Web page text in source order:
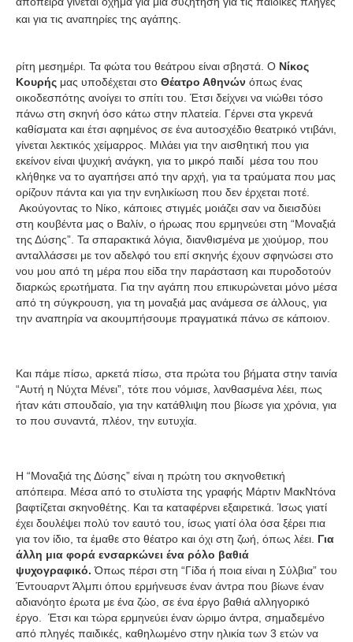
και για τις αναπηρίες της αγάπης.
ρίτη μεσημέρι. Τα φώτα του θεάτρου είναι σβηστά. Ο Νίκος
Κουρής μας υποδέχεται στο Θέατρο Αθηνών όπως ένας
οικοδεσπότης ανοίγει το σπίτι του. Έτσι δείχνει να νιώθει τόσο
πάνω στη σκηνή όσο κάτω στην πλατεία. Γέρνει στα γκρενά
καθίσματα και έτσι αφημένος σε ένα αυτοσχέδιο θεατρικό ντιβάνι,
γίνεται λεκτικός χείμαρρος. Μιλάει για την αισθητική που για
εκείνον είναι ψυχική ανάγκη, για το μικρό παιδί μέσα του που
κλήθηκε να το αγαπήσει από την αρχή, για τα τραύματα που μας
ορίζουν πάντα και για την ενηλικίωση που δεν έρχεται ποτέ.
Ακούγοντας το Νίκο, κάποιες στιγμές μοιάζει σαν να διεισδύει
στη κουβέντα μας ο Βαλίν, ο ήρωας που ερμηνεύει στη “Μοναξιά
της Δύσης”. Τα σπαρακτικά λόγια, διανθισμένα με χιούμορ, που
ανταλλάσσει με τον αδελφό του επί σκηνής έχουν σφηνώσει στο
νου μου από τη μέρα που είδα την παράσταση και πυροδοτούν
διαρκώς ερωτήματα. Για την αγάπη που επικυρώνεται μόνο μέσα
από τη σύγκρουση, για τη μοναξιά μας ανάμεσα σε άλλους, για
την αναπηρία να ακουμπήσουμε πραγματικά πάνω σε κάποιον.
Και πάμε πίσω, αρκετά πίσω, στα πρώτα του βήματα στην ταινία
“Αυτή η Νύχτα Μένει”, τότε που νόμισε, λανθασμένα λέει, πως
ήταν κάτι σπουδαίο, για την κατάθλιψη που βίωσε για χρόνια, για
το που συναντά, πλέον, την ευτυχία.
Η “Μοναξιά της Δύσης” είναι η πρώτη του σκηνοθετική
απόπειρα. Μέσα από το στυλίστα της γραφής Μάρτιν ΜακΝτόνα
βαφτίζεται σκηνοθέτης. Και τα καταφέρνει εξαιρετικά. Ίσως γιατί
έχει δουλέψει πολύ τον εαυτό του, ίσως γιατί όλα όσα ξέρει πια
για τον ίδιο, τα έμαθε στο θέατρο και όχι στη ζωή, όπως λέει. Για
άλλη μια φορά ενσαρκώνει ένα ρόλο βαθιά
ψυχογραφικό. Όπως πέρσι στη “Γίδα ή ποια είναι η Σύλβια” του
Έντουαρντ Άλμπι όπου ερμήνευσε έναν άντρα που βίωνε έναν
αδιανόητο έρωτα με ένα ζώο, σε ένα έργο βαθιά αλληγορικό
έργο. Έτσι και τώρα ερμηνεύει έναν ώριμο άντρα, σημαδεμένο
από πληγές παιδικές, καθηλωμένο στην ηλικία των 3 ετών να